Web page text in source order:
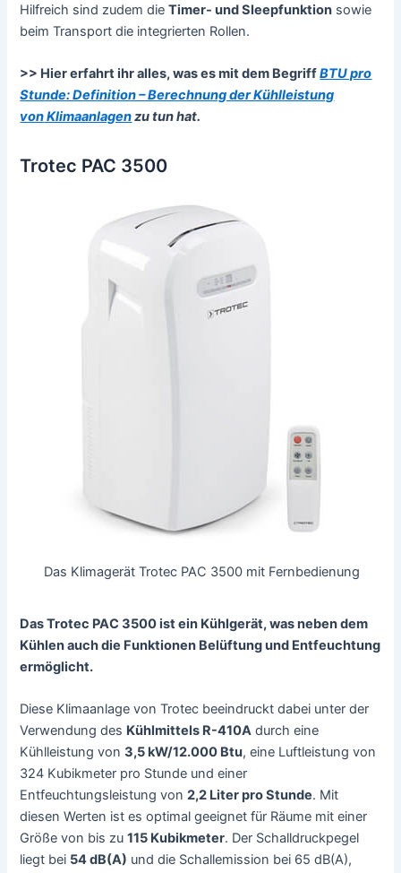
Hilfreich sind zudem dieTimer- und Sleepfunktion sowie
beim Transport die integrierten Rollen.
>> Hier erfahrt ihr alles, was es mit dem BegriffBTU pro
Stunde: Definition – Berechnung der Kühlleistung
vonKlimaanlagenzu tun hat.
Trotec PAC 3500
Das Klimagerät Trotec PAC 3500 mit Fernbedienung
Das Trotec PAC 3500 ist ein Kühlgerät, was neben dem
Kühlen auch die Funktionen Belüftung und Entfeuchtung
ermöglicht.
Diese Klimaanlage von Trotec beeindruckt dabei unter der
Verwendung des Kühlmittels R-410A durch eine
Kühlleistung von3,5 kW/12.000 Btu, eine Luftleistung von
324 Kubikmeter pro Stunde und einer
Entfeuchtungsleistung von2,2 Liter pro Stunde. Mit
diesen Werten ist es optimal geeignet für Räume mit einer
Größe von bis zu115 Kubikmeter. Der Schalldruckpegel
liegt bei 54 dB(A) und die Schallemission bei 65 dB(A),